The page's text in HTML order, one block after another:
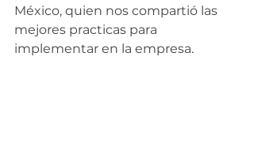
México, quien nos compartió las
mejores practicas para
implementar en la empresa.